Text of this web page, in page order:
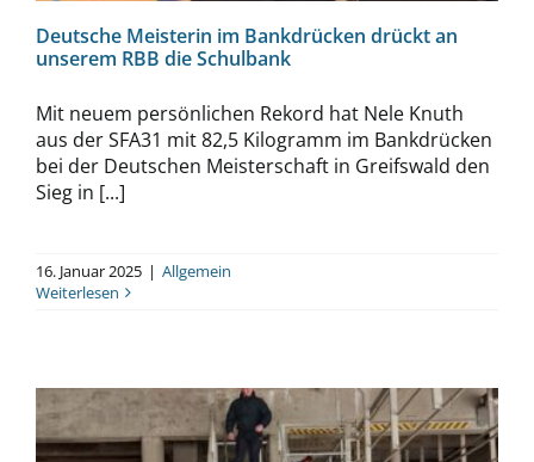
Deutsche Meisterin im Bankdrücken drückt an
unserem RBB die Schulbank
Mit neuem persönlichen Rekord hat Nele Knuth
aus der SFA31 mit 82,5 Kilogramm im Bankdrücken
bei der Deutschen Meisterschaft in Greifswald den
Sieg in [...]
16. Januar 2025 | Allgemein
Weiterlesen